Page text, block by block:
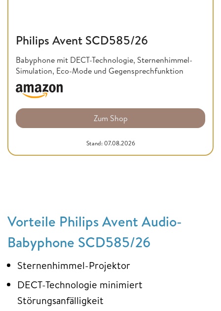
Philips Avent SCD585/26
Babyphone mit DECT-Technologie, Sternenhimmel-
Simulation, Eco-Mode und Gegensprechfunktion
Zum Shop
Stand: 07.08.2026
Vorteile Philips Avent Audio-
Babyphone SCD585/26
Sternenhimmel-Projektor
DECT-Technologie minimiert
Störungsanfälligkeit